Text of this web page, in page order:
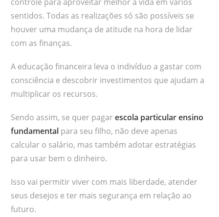
sentidos. Todas as realizações só são possíveis se
houver uma mudança de atitude na hora de lidar
com as finanças.
A educação financeira leva o indivíduo a gastar com
consciência e descobrir investimentos que ajudam a
multiplicar os recursos.
Sendo assim, se quer pagarescola particular ensino
fundamental para seu filho, não deve apenas
calcular o salário, mas também adotar estratégias
para usar bem o dinheiro.
Isso vai permitir viver com mais liberdade, atender
seus desejos e ter mais segurança em relação ao
futuro.